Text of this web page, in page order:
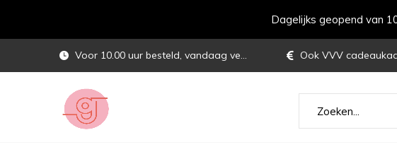
Voor 10.00 uur besteld, vandaag verstuurd Ook VVV cadeaukaart
Dagelijks geopend van